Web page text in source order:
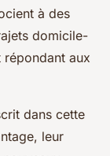
à des
domicile-
répondant aux
dans cette
leur